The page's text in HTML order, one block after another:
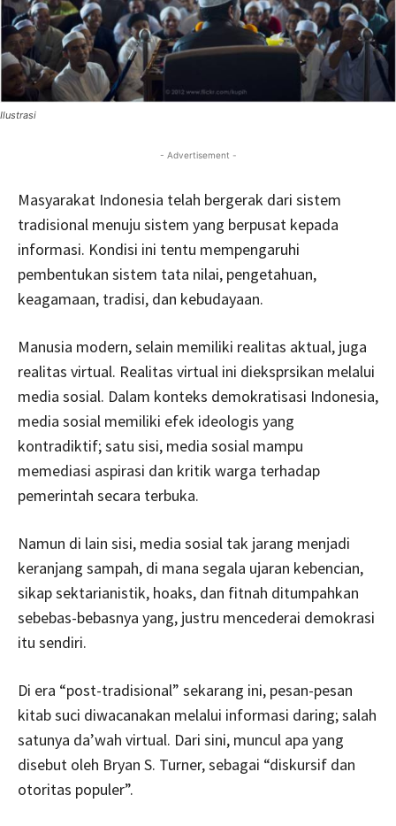
Ilustrasi
- Advertisement -
Masyarakat Indonesia telah bergerak dari sistem
tradisional menuju sistem yang berpusat kepada
informasi. Kondisi ini tentu mempengaruhi
pembentukan sistem tata nilai, pengetahuan,
keagamaan, ‎tradisi, dan kebudayaan.
Manusia modern, selain memiliki realitas aktual, juga
realitas virtual. Realitas virtual ini dieksprsikan melalui
media sosial. Dalam konteks demokratisasi Indonesia,
media sosial memiliki efek ideologis yang
kontradiktif; satu sisi, media sosial mampu
memediasi aspirasi dan kritik warga terhadap
pemerintah secara terbuka.
Namun di lain sisi, media sosial tak jarang menjadi
keranjang sampah, di mana segala ujaran kebencian,
sikap sektarianistik, hoaks, dan fitnah ditumpahkan
sebebas-bebasnya yang, justru mencederai demokrasi
itu sendiri.
Di era “post-tradisional” sekarang ini, pesan-pesan
kitab suci diwacanakan melalui informasi daring; salah
satunya da’wah virtual. Dari sini, muncul apa yang
disebut oleh Bryan S. Turner, sebagai “diskursif dan
otoritas populer”.